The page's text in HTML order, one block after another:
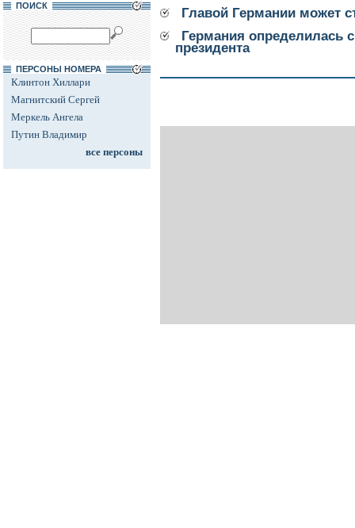
ПОИСК
ПЕРСОНЫ НОМЕРА
Клинтон Хиллари
Магнитский Сергей
Меркель Ангела
Путин Владимир
все персоны
Главой Германии может
Германия определилась
президента